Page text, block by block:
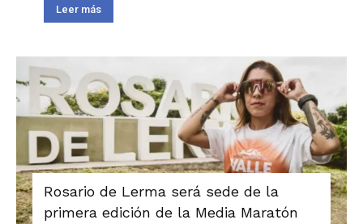
Leer más
Rosario de Lerma será sede de la
primera edición de la Media Maratón